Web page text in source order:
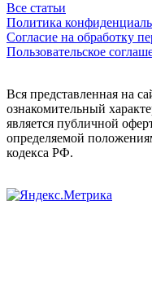
Все статьи
Политика
Согласие на обработку
Пользовательское
Вся представленная на
ознакомительный
является публичной
определяемой
кодекса РФ.